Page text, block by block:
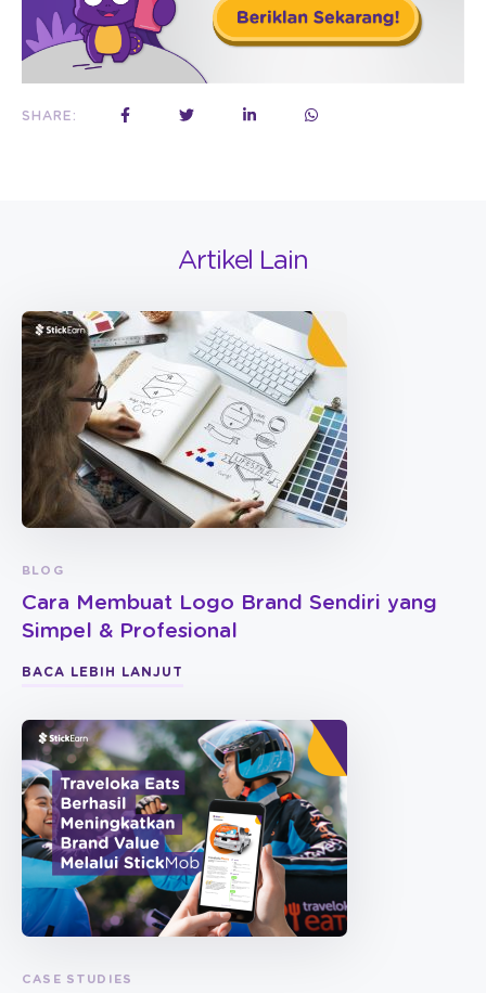
SHARE:
Artikel Lain
BLOG
Cara Membuat Logo Brand Sendiri yang
Simpel & Profesional
BACA LEBIH LANJUT
CASE STUDIES